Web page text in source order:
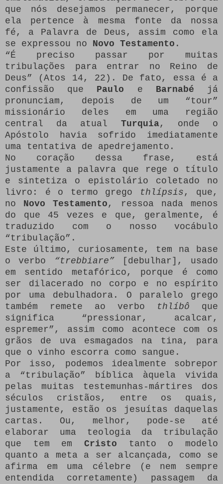
que nós desejamos permanecer, porque
ela pertence à mesma fonte da nossa
fé, a Palavra de Deus, assim como ela
se expressou no Novo Testamento .
“É preciso passar por muitas
tribulações para entrar no Reino de
Deus” (Atos 14, 22). De fato, essa é a
confissão que Paulo e Barnabé já
pronunciam, depois de um “tour”
missionário deles em uma região
central da atual Turquia, onde o
Apóstolo havia sofrido imediatamente
uma tentativa de apedrejamento.
No coração dessa frase, está
justamente a palavra que rege o título
e sintetiza o epistolário coletado no
livro: é o termo grego
thlípsis , que,
no Novo Testamento , ressoa nada menos
do que 45 vezes e que, geralmente, é
traduzido com o nosso vocábulo
“tribulação”.
Este último, curiosamente, tem na base
o verbo
“trebbiare” [debulhar], usado
em sentido metafórico, porque é como
ser dilacerado no corpo e no espírito
por uma debulhadora. O paralelo grego
também remete ao verbo thlíbô que
significa “pressionar, acalcar,
espremer”, assim como acontece com os
grãos de uva esmagados na tina, para
que o vinho escorra como sangue.
Por isso, podemos idealmente sobrepor
a “tribulação” bíblica àquela vivida
pelas muitas testemunhas-mártires dos
séculos cristãos, entre os quais,
justamente, estão os jesuítas daquelas
cartas. Ou, melhor, pode-se até
elaborar uma teologia da tribulação
que tem em Cristo tanto o modelo
quanto a meta a ser alcançada, como se
afirma em uma célebre (e nem sempre
entendida corretamente) passagem da